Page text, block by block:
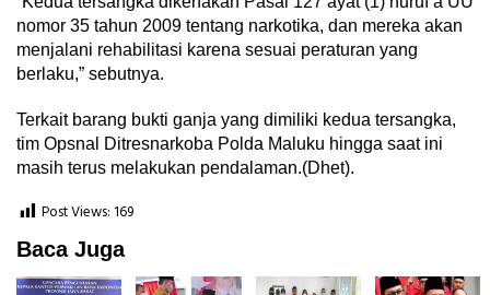
nomor 35 tahun 2009 tentang narkotika, dan mereka akan
menjalani rehabilitasi karena sesuai peraturan yang
berlaku,” sebutnya.
Terkait barang bukti ganja yang dimiliki kedua tersangka,
tim Opsnal Ditresnarkoba Polda Maluku hingga saat ini
masih terus melakukan pendalaman.(Dhet).
Post Views: 169
Baca Juga